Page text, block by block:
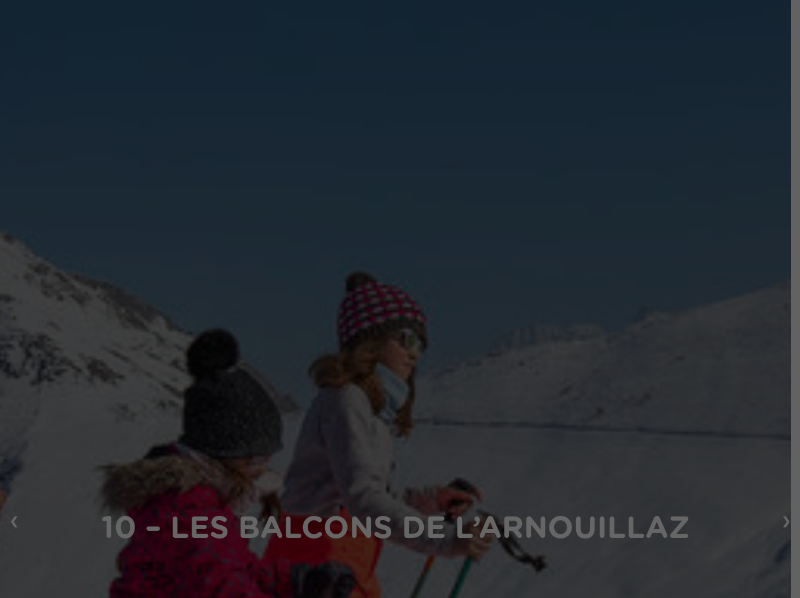
10 – LES BALCONS DE L’ARNOUILLAZ
❮ ❯